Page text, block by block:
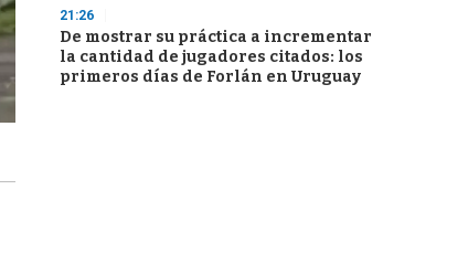
21:26
De mostrar su práctica a incrementar
la cantidad de jugadores citados: los
primeros días de Forlán en Uruguay